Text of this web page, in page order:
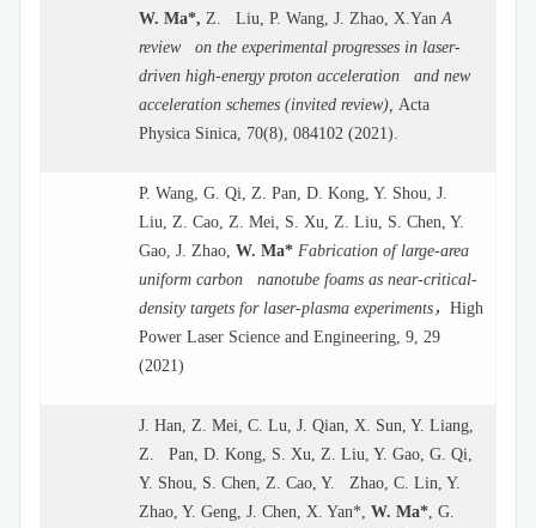
W. Ma*, Z. Liu, P. Wang, J. Zhao, X.YanA
review on the experimental progresses in laser-
driven high-energy proton acceleration and new
acceleration schemes (invited review), Acta
Physica Sinica, 70(8), 084102 (2021).
P. Wang, G. Qi, Z. Pan, D. Kong, Y. Shou, J.
Liu, Z. Cao, Z. Mei, S. Xu, Z. Liu, S. Chen, Y.
Gao, J. Zhao, W. Ma* Fabrication of large-area
uniform carbon nanotube foams as near-critical-
density targets for laser-plasma experiments ， High
Power Laser Science and Engineering, 9, 29
(2021)
J. Han, Z. Mei, C. Lu, J. Qian, X. Sun, Y. Liang,
Z. Pan, D. Kong, S. Xu, Z. Liu, Y. Gao, G. Qi,
Y. Shou, S. Chen, Z. Cao, Y. Zhao, C. Lin, Y.
Zhao, Y. Geng, J. Chen, X. Yan*, W. Ma*, G.